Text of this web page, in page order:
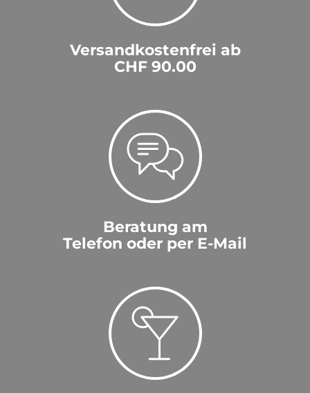
Versandkostenfrei ab
CHF 90.00
Beratung am
Telefon oder per E-Mail